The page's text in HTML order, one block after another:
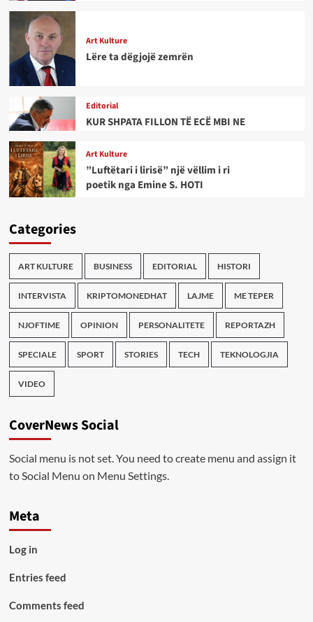
Art Kulture
Lëre ta dëgjojë zemrën
Editorial
KUR SHPATA FILLON TË ECË MBI NE
Art Kulture
”Luftëtari i lirisë” një vëllim i ri
poetik nga Emine S. HOTI
Categories
ART KULTURE BUSINESS EDITORIAL HISTORI
INTERVISTA KRIPTOMONEDHAT LAJME ME TEPER
NJOFTIME OPINION PERSONALITETE REPORTAZH
SPECIALE SPORT STORIES TECH TEKNOLOGJIA
VIDEO
CoverNews Social
Social menu is not set. You need to create menu and assign it
to Social Menu on Menu Settings.
Meta
Log in
Entries feed
Comments feed